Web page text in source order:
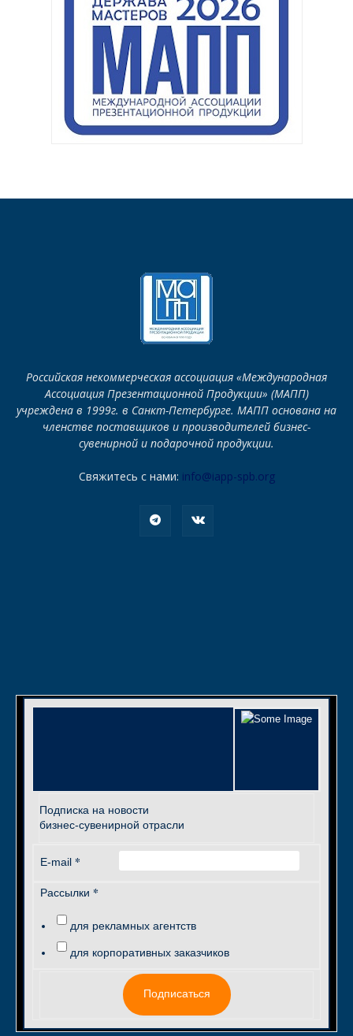
Российская некоммерческая ассоциация «Международная
Ассоциация Презентационной Продукции» (МАПП)
учреждена в 1999г. в Санкт-Петербурге. МАПП основана на
членстве поставщиков и производителей бизнес-
сувенирной и подарочной продукции.
Свяжитесь с нами: info@iapp-spb.org
Подписка на новости
бизнес-сувенирной отрасли
E-mail *
Рассылки *
для рекламных агентств
для корпоративных заказчиков
Подписаться